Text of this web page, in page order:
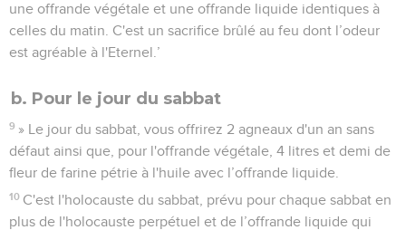
une offrande végétale et une offrande liquide identiques à
celles du matin. C'est un sacrifice brûlé au feu dont l’odeur
est agréable à l'Eternel.’
b. Pour le jour du sabbat
9 » Le jour du sabbat, vous offrirez 2 agneaux d'un an sans
défaut ainsi que, pour l'offrande végétale, 4 litres et demi de
fleur de farine pétrie à l'huile avec l’offrande liquide.
10 C'est l'holocauste du sabbat, prévu pour chaque sabbat en
plus de l'holocauste perpétuel et de l’offrande liquide qui